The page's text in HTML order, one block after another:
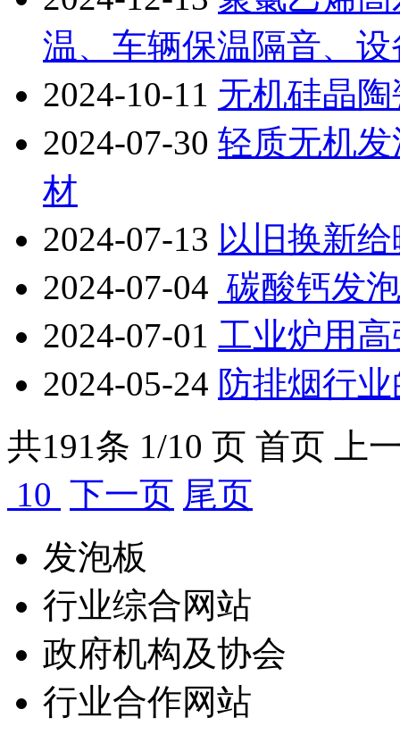
温、车辆保温隔音、
2024-10-11 无机硅晶
2024-07-30 轻质无机
材
2024-07-13 以旧换新
2024-07-04 碳酸钙发
2024-07-01 工业炉用
2024-05-24 防排烟行
共191条 1/10 页 首页
上
10 下一页 尾页
发泡板
行业综合网站
政府机构及协会
行业合作网站